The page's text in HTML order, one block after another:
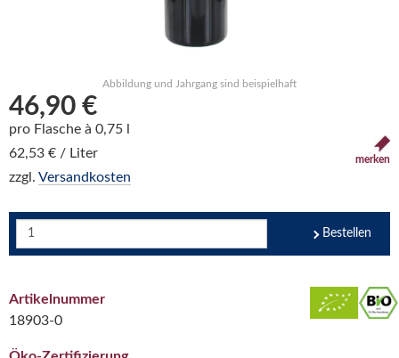
Abbildung und Jahrgang sind beispielhaft
46,90 €
pro Flasche à 0,75 l
62,53 € / Liter
zzgl. Versandkosten
merken
Bestellen
Artikelnummer
18903-0